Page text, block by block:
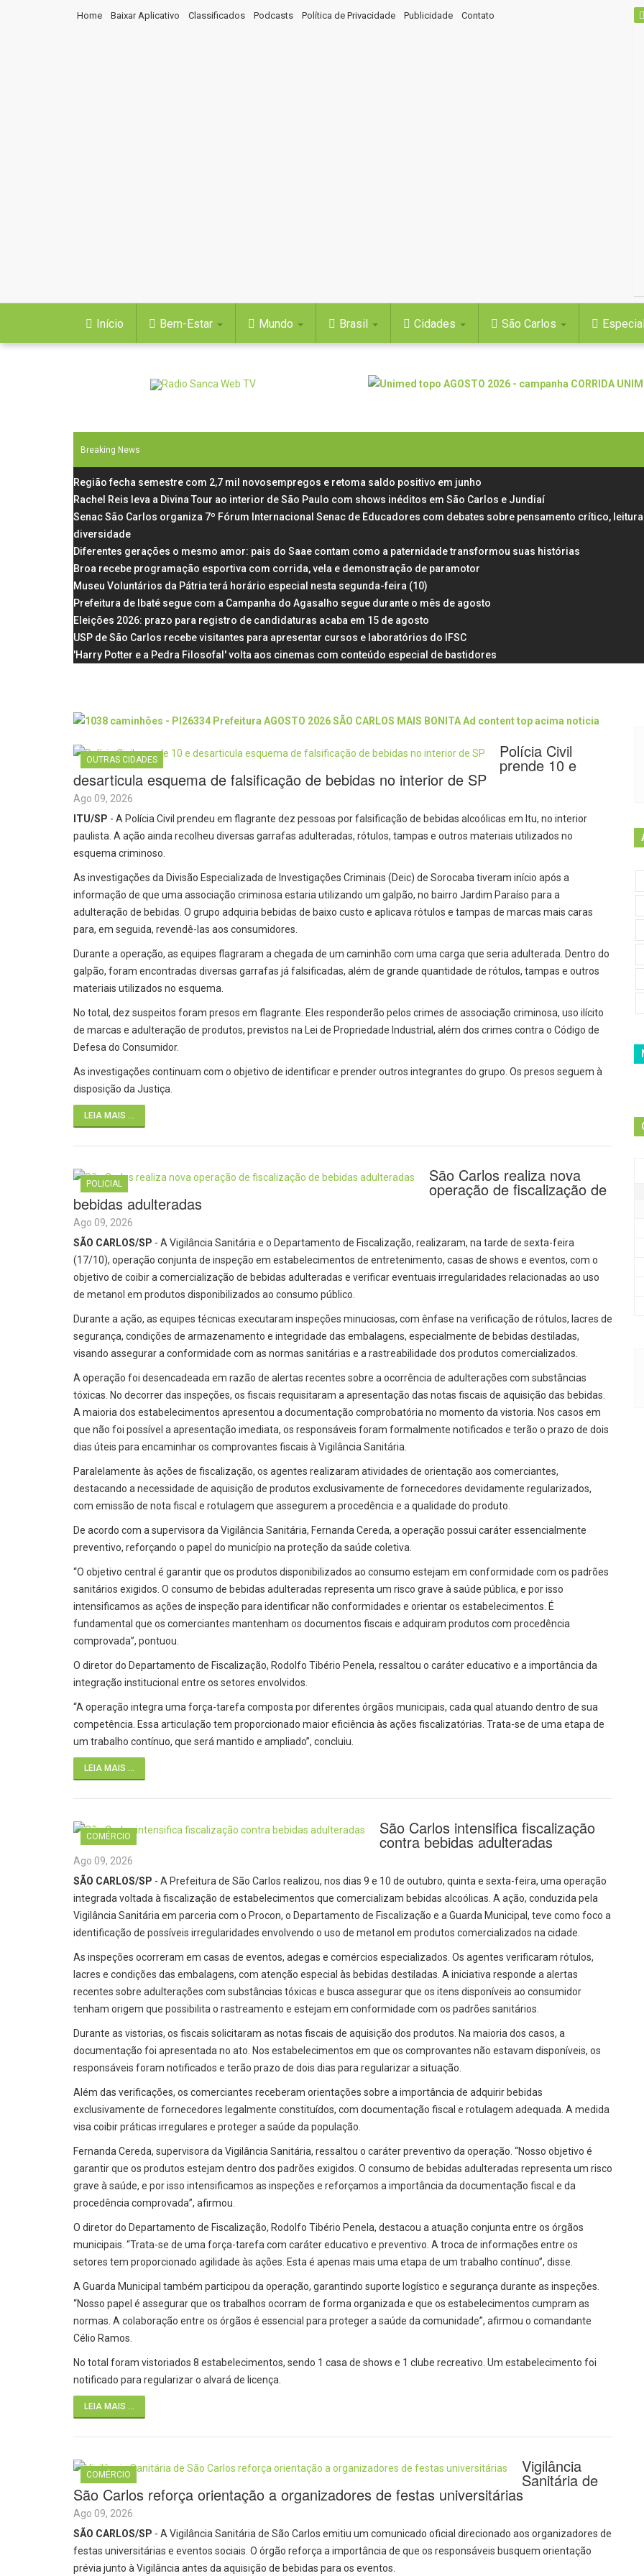
Home Baixar Aplicativo Classificados Podcasts Política de Privacidade Publicidade Contato
Início Bem-Estar Mundo Brasil Cidades São Carlos
Breaking News
Região fecha semestre com 2,7 mil novosempregos e retoma saldo positivo em junho
Rachel Reis leva a Divina Tour ao interior de São Paulo com shows inéditos em São Carlos e Jundiaí
Senac São Carlos organiza 7º Fórum Internacional Senac de Educadores com debates sobre pensamento crítico,
diversidade
Diferentes gerações o mesmo amor: pais do Saae contam como a paternidade transformou suas histórias
Broa recebe programação esportiva com corrida, vela e demonstração de paramotor
Museu Voluntários da Pátria terá horário especial nesta segunda-feira (10)
Prefeitura de Ibaté segue com a Campanha do Agasalho segue durante o mês de agosto
Eleições 2026: prazo para registro de candidaturas acaba em 15 de agosto
USP de São Carlos recebe visitantes para apresentar cursos e laboratórios do IFSC
'Harry Potter e a Pedra Filosofal' volta aos cinemas com conteúdo especial de bastidores
OUTRAS CIDADES Polícia Civil
prende 10 e
desarticula esquema de falsificação de bebidas no interior de SP
Ago 09, 2026
ITU/SP - A Polícia Civil prendeu em flagrante dez pessoas por falsificação de bebidas alcoólicas em Itu, no interior
paulista. A ação ainda recolheu diversas garrafas adulteradas, rótulos, tampas e outros materiais utilizados no
esquema criminoso.
As investigações da Divisão Especializada de Investigações Criminais (Deic) de Sorocaba tiveram início após a
informação de que uma associação criminosa estaria utilizando um galpão, no bairro Jardim Paraíso para a
adulteração de bebidas. O grupo adquiria bebidas de baixo custo e aplicava rótulos e tampas de marcas mais caras
para, em seguida, revendê-las aos consumidores.
Durante a operação, as equipes flagraram a chegada de um caminhão com uma carga que seria adulterada. Dentro do
galpão, foram encontradas diversas garrafas já falsificadas, além de grande quantidade de rótulos, tampas e outros
materiais utilizados no esquema.
No total, dez suspeitos foram presos em flagrante. Eles responderão pelos crimes de associação criminosa, uso ilícito
de marcas e adulteração de produtos, previstos na Lei de Propriedade Industrial, além dos crimes contra o Código de
Defesa do Consumidor.
As investigações continuam com o objetivo de identificar e prender outros integrantes do grupo. Os presos seguem à
disposição da Justiça.
LEIA MAIS ...
POLICIAL São Carlos realiza nova
operação de fiscalização de
bebidas adulteradas
Ago 09, 2026
SÃO CARLOS/SP - A Vigilância Sanitária e o Departamento de Fiscalização, realizaram, na tarde de sexta-feira
(17/10), operação conjunta de inspeção em estabelecimentos de entretenimento, casas de shows e eventos, com o
objetivo de coibir a comercialização de bebidas adulteradas e verificar eventuais irregularidades relacionadas ao uso
de metanol em produtos disponibilizados ao consumo público.
Durante a ação, as equipes técnicas executaram inspeções minuciosas, com ênfase na verificação de rótulos, lacres de
segurança, condições de armazenamento e integridade das embalagens, especialmente de bebidas destiladas,
visando assegurar a conformidade com as normas sanitárias e a rastreabilidade dos produtos comercializados.
A operação foi desencadeada em razão de alertas recentes sobre a ocorrência de adulterações com substâncias
tóxicas. No decorrer das inspeções, os fiscais requisitaram a apresentação das notas fiscais de aquisição das bebidas.
A maioria dos estabelecimentos apresentou a documentação comprobatória no momento da vistoria. Nos casos em
que não foi possível a apresentação imediata, os responsáveis foram formalmente notificados e terão o prazo de dois
dias úteis para encaminhar os comprovantes fiscais à Vigilância Sanitária.
Paralelamente às ações de fiscalização, os agentes realizaram atividades de orientação aos comerciantes,
destacando a necessidade de aquisição de produtos exclusivamente de fornecedores devidamente regularizados,
com emissão de nota fiscal e rotulagem que assegurem a procedência e a qualidade do produto.
De acordo com a supervisora da Vigilância Sanitária, Fernanda Cereda, a operação possui caráter essencialmente
preventivo, reforçando o papel do município na proteção da saúde coletiva.
“O objetivo central é garantir que os produtos disponibilizados ao consumo estejam em conformidade com os padrões
sanitários exigidos. O consumo de bebidas adulteradas representa um risco grave à saúde pública, e por isso
intensificamos as ações de inspeção para identificar não conformidades e orientar os estabelecimentos. É
fundamental que os comerciantes mantenham os documentos fiscais e adquiram produtos com procedência
comprovada”, pontuou.
O diretor do Departamento de Fiscalização, Rodolfo Tibério Penela, ressaltou o caráter educativo e a importância da
integração institucional entre os setores envolvidos.
“A operação integra uma força-tarefa composta por diferentes órgãos municipais, cada qual atuando dentro de sua
competência. Essa articulação tem proporcionado maior eficiência às ações fiscalizatórias. Trata-se de uma etapa de
um trabalho contínuo, que será mantido e ampliado”, concluiu.
LEIA MAIS ...
COMÉRCIO São Carlos intensifica fiscalização
contra bebidas adulteradas
Ago 09, 2026
SÃO CARLOS/SP - A Prefeitura de São Carlos realizou, nos dias 9 e 10 de outubro, quinta e sexta-feira, uma operação
integrada voltada à fiscalização de estabelecimentos que comercializam bebidas alcoólicas. A ação, conduzida pela
Vigilância Sanitária em parceria com o Procon, o Departamento de Fiscalização e a Guarda Municipal, teve como foco a
identificação de possíveis irregularidades envolvendo o uso de metanol em produtos comercializados na cidade.
As inspeções ocorreram em casas de eventos, adegas e comércios especializados. Os agentes verificaram rótulos,
lacres e condições das embalagens, com atenção especial às bebidas destiladas. A iniciativa responde a alertas
recentes sobre adulterações com substâncias tóxicas e busca assegurar que os itens disponíveis ao consumidor
tenham origem que possibilita o rastreamento e estejam em conformidade com os padrões sanitários.
Durante as vistorias, os fiscais solicitaram as notas fiscais de aquisição dos produtos. Na maioria dos casos, a
documentação foi apresentada no ato. Nos estabelecimentos em que os comprovantes não estavam disponíveis, os
responsáveis foram notificados e terão prazo de dois dias para regularizar a situação.
Além das verificações, os comerciantes receberam orientações sobre a importância de adquirir bebidas
exclusivamente de fornecedores legalmente constituídos, com documentação fiscal e rotulagem adequada. A medida
visa coibir práticas irregulares e proteger a saúde da população.
Fernanda Cereda, supervisora da Vigilância Sanitária, ressaltou o caráter preventivo da operação. “Nosso objetivo é
garantir que os produtos estejam dentro dos padrões exigidos. O consumo de bebidas adulteradas representa um risco
grave à saúde, e por isso intensificamos as inspeções e reforçamos a importância da documentação fiscal e da
procedência comprovada”, afirmou.
O diretor do Departamento de Fiscalização, Rodolfo Tibério Penela, destacou a atuação conjunta entre os órgãos
municipais. “Trata-se de uma força-tarefa com caráter educativo e preventivo. A troca de informações entre os
setores tem proporcionado agilidade às ações. Esta é apenas mais uma etapa de um trabalho contínuo”, disse.
A Guarda Municipal também participou da operação, garantindo suporte logístico e segurança durante as inspeções.
“Nosso papel é assegurar que os trabalhos ocorram de forma organizada e que os estabelecimentos cumpram as
normas. A colaboração entre os órgãos é essencial para proteger a saúde da comunidade”, afirmou o comandante
Célio Ramos.
No total foram vistoriados 8 estabelecimentos, sendo 1 casa de shows e 1 clube recreativo. Um estabelecimento foi
notificado para regularizar o alvará de licença.
LEIA MAIS ...
COMÉRCIO Vigilância
Sanitária de
São Carlos reforça orientação a organizadores de festas universitárias
Ago 09, 2026
SÃO CARLOS/SP - A Vigilância Sanitária de São Carlos emitiu um comunicado oficial direcionado aos organizadores de
festas universitárias e eventos sociais. O órgão reforça a importância de que os responsáveis busquem orientação
prévia junto à Vigilância antes da aquisição de bebidas para os eventos.